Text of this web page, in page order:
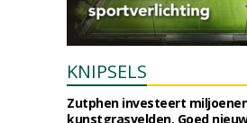
KNIPSELS
Zutphen investeert
kunstgrasvelden. Goed